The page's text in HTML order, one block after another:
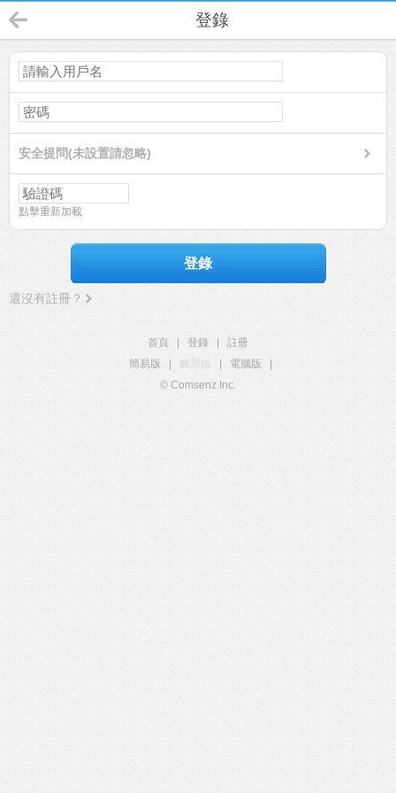
登錄
安全提問(未設置請忽略)
點擊重新加載
登錄
還沒有註冊？
首頁 登錄
註冊
簡易版
觸屏版 電腦版
© Comsenz Inc.